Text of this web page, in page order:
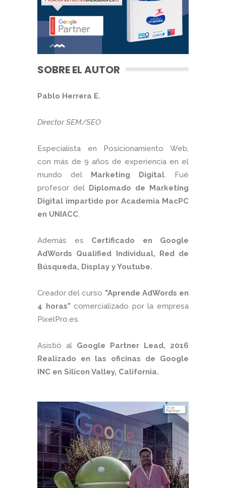
SOBRE EL AUTOR
Pablo Herrera E.
Director SEM/SEO
Especialista en Posicionamiento Web,
con más de 9 años de experiencia en el
mundo del Marketing Digital. Fué
profesor del Diplomado de Marketing
Digital impartido por Academia MacPC
en UNIACC.
Además es Certificado en Google
AdWords Qualified Individual, Red de
Búsqueda, Display y Youtube.
Creador del curso "Aprende AdWords en
4 horas" comercializado por la empresa
PixelPro.es
Asistió al Google Partner Lead, 2016
Realizado en las oficinas de Google
INC en Silicon Valley, California.